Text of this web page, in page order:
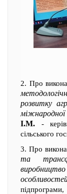
2. Про
розвитку
міжнародної
І.М. -
сільського
3. Про
та